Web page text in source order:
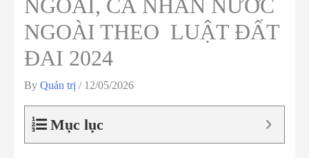
NGOÀI, CÁ NHÂN NƯỚC
NGOÀI THEO LUẬT ĐẤT
ĐAI 2024
By Quản trị / 12/05/2026
Mục lục